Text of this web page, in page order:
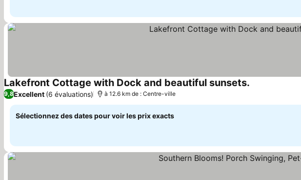
Lakefront Cottage with Dock and beautiful sunsets.
9,8Excellent (6 évaluations) à 12.6 km de : Centre-ville
Sélectionnez des dates pour voir les prix exacts